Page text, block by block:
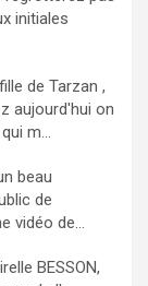
initiales
de Tarzan ,
aujourd'hui on
m...
beau
de
vidéo de...
BESSON,